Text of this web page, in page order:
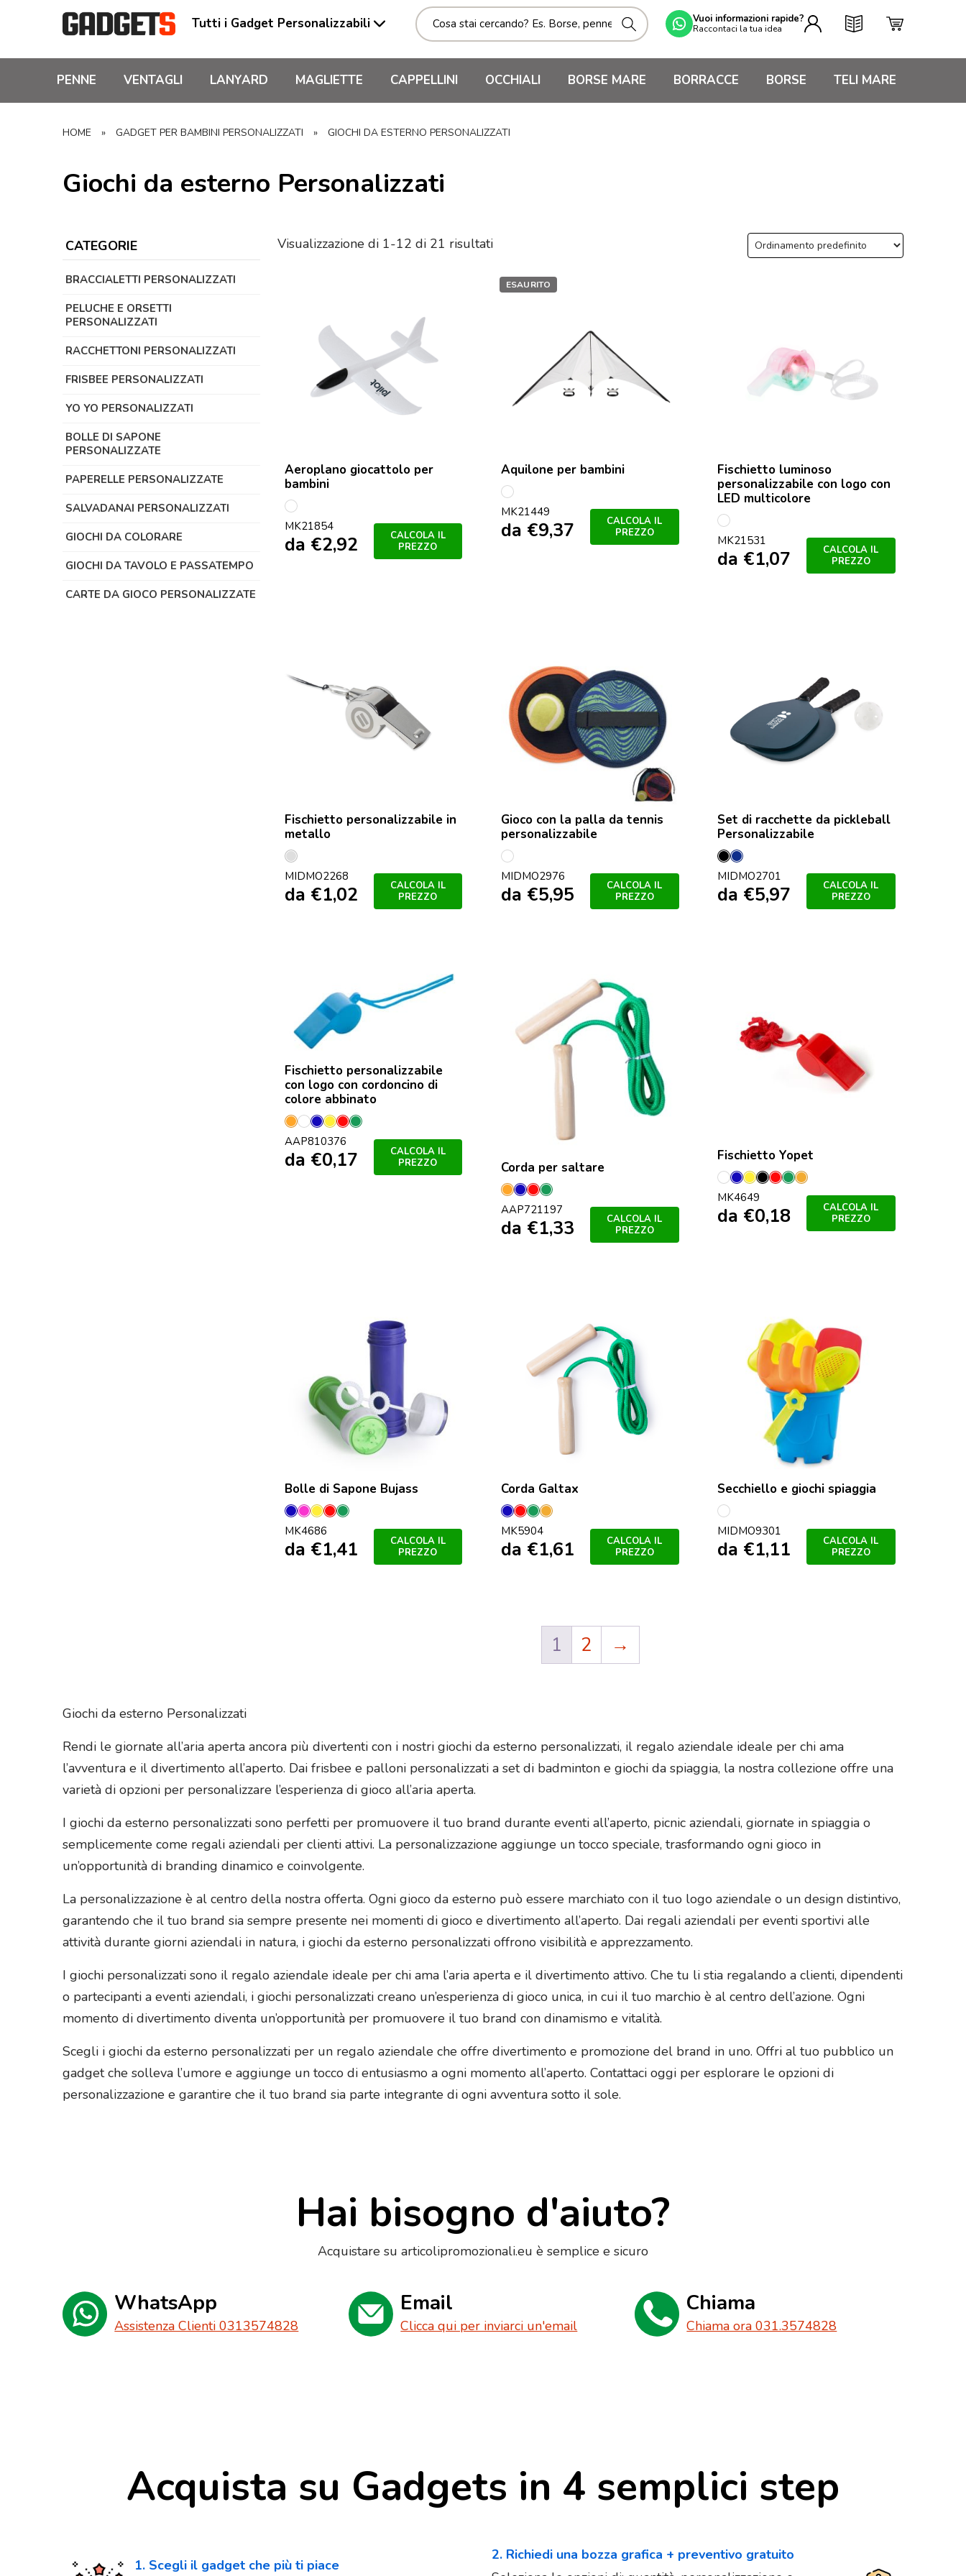
Tutti i Gadget Personalizzabili Vuoi informazioni rapide?
Raccontaci la tua idea
PENNE VENTAGLI LANYARD MAGLIETTE CAPPELLINI OCCHIALI BORSE MARE BORRACCE BORSE TELI MARE
HOME » GADGET PER BAMBINI PERSONALIZZATI » GIOCHI DA ESTERNO PERSONALIZZATI
Giochi da esterno Personalizzati
CATEGORIE
BRACCIALETTI PERSONALIZZATI
PELUCHE E ORSETTI
PERSONALIZZATI
RACCHETTONI PERSONALIZZATI
FRISBEE PERSONALIZZATI
YO YO PERSONALIZZATI
BOLLE DI SAPONE
PERSONALIZZATE
PAPERELLE PERSONALIZZATE
SALVADANAI PERSONALIZZATI
GIOCHI DA COLORARE
GIOCHI DA TAVOLO E PASSATEMPO
CARTE DA GIOCO PERSONALIZZATE
Visualizzazione di 1-12 di 21 risultati
Aeroplano giocattolo per
bambini
Bianco
MK21854
da €2,92
CALCOLA IL
PREZZO
ESAURITO
Aquilone per bambini
Bianco
MK21449
da €9,37
CALCOLA IL
PREZZO
Fischietto luminoso
personalizzabile con logo con
LED multicolore
Bianco
MK21531
da €1,07
CALCOLA IL
PREZZO
Fischietto personalizzabile in
metallo
Argento
MIDMO2268
da €1,02
CALCOLA IL
PREZZO
Gioco con la palla da tennis
personalizzabile
multicolore
MIDMO2976
da €5,95
CALCOLA IL
PREZZO
Set di racchette da pickleball
Personalizzabile
NeroFrancese
Navy
MIDMO2701
da €5,97
CALCOLA IL
PREZZO
Fischietto personalizzabile
con logo con cordoncino di
colore abbinato
Arancione
Bianco
BluGiallo
RossoVerde
AAP810376
da €0,17
CALCOLA IL
PREZZO
Corda per saltare
Arancione
BluRossoVerde
AAP721197
da €1,33
CALCOLA IL
PREZZO
Fischietto Yopet
Bianco
BluGiallo
NeroRosso
VerdeOrange
MK4649
da €0,18
CALCOLA IL
PREZZO
Bolle di Sapone Bujass
BluFucsia
Giallo
RossoVerde
MK4686
da €1,41
CALCOLA IL
PREZZO
Corda Galtax
BluRosso
VerdeOrange
MK5904
da €1,61
CALCOLA IL
PREZZO
Secchiello e giochi spiaggia
multicolore
MIDMO9301
da €1,11
CALCOLA IL
PREZZO
1 2 →
Giochi da esterno Personalizzati
Rendi le giornate all’aria aperta ancora più divertenti con i nostri giochi da esterno personalizzati, il regalo aziendale ideale per chi ama
l’avventura e il divertimento all’aperto. Dai frisbee e palloni personalizzati a set di badminton e giochi da spiaggia, la nostra collezione offre una
varietà di opzioni per personalizzare l’esperienza di gioco all’aria aperta.
I giochi da esterno personalizzati sono perfetti per promuovere il tuo brand durante eventi all’aperto, picnic aziendali, giornate in spiaggia o
semplicemente come regali aziendali per clienti attivi. La personalizzazione aggiunge un tocco speciale, trasformando ogni gioco in
un’opportunità di branding dinamico e coinvolgente.
La personalizzazione è al centro della nostra offerta. Ogni gioco da esterno può essere marchiato con il tuo logo aziendale o un design distintivo,
garantendo che il tuo brand sia sempre presente nei momenti di gioco e divertimento all’aperto. Dai regali aziendali per eventi sportivi alle
attività durante giorni aziendali in natura, i giochi da esterno personalizzati offrono visibilità e apprezzamento.
I giochi personalizzati sono il regalo aziendale ideale per chi ama l’aria aperta e il divertimento attivo. Che tu li stia regalando a clienti, dipendenti
o partecipanti a eventi aziendali, i giochi personalizzati creano un’esperienza di gioco unica, in cui il tuo marchio è al centro dell’azione. Ogni
momento di divertimento diventa un’opportunità per promuovere il tuo brand con dinamismo e vitalità.
Scegli i giochi da esterno personalizzati per un regalo aziendale che offre divertimento e promozione del brand in uno. Offri al tuo pubblico un
gadget che solleva l’umore e aggiunge un tocco di entusiasmo a ogni momento all’aperto. Contattaci oggi per esplorare le opzioni di
personalizzazione e garantire che il tuo brand sia parte integrante di ogni avventura sotto il sole.
Hai bisogno d'aiuto?
Acquistare su articolipromozionali.eu è semplice e sicuro
WhatsApp
Assistenza Clienti 0313574828
Email
Clicca qui per inviarci un'email
Chiama
Chiama ora 031.3574828
Acquista su Gadgets in 4 semplici step
1. Scegli il gadget che più ti piace
2. Richiedi una bozza grafica + preventivo gratuito